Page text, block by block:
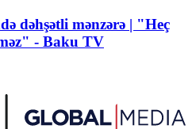
dəhşətli mənzərə | "Heç
- Baku TV